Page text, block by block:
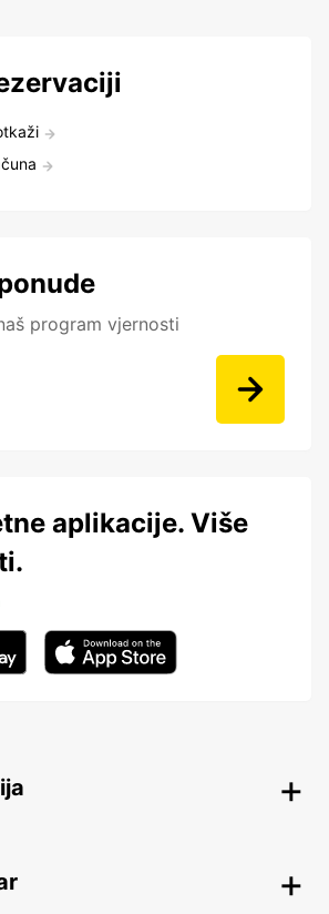
program vjernosti
aplikacije. Više